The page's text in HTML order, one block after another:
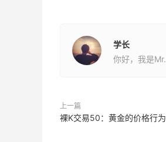
学长
你好，我是
上一篇
裸K交易50：黄金的价格行